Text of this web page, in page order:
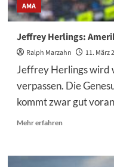
AMA
Jeffrey Herlings:
Ralph Marzahn 11. März
Jeffrey Herlings wird
verpassen. Die
kommt zwar gut
Mehr erfahrenMehr
Jeffrey